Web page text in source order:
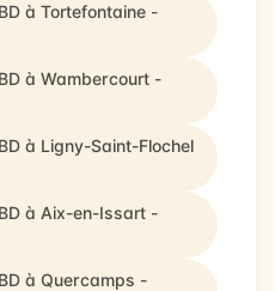
à Tortefontaine -
à Wambercourt -
à Ligny-Saint-Flochel
à Aix-en-Issart -
à Quercamps -